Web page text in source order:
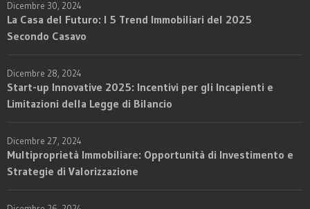
Dicembre 30, 2024
La Casa del Futuro: I 5 Trend Immobiliari del 2025
Secondo Casavo
Dicembre 28, 2024
Start-up Innovative 2025: Incentivi per gli Incapienti e
Limitazioni della Legge di Bilancio
Dicembre 27, 2024
Multiproprietà Immobiliare: Opportunità di Investimento e
Strategie di Valorizzazione